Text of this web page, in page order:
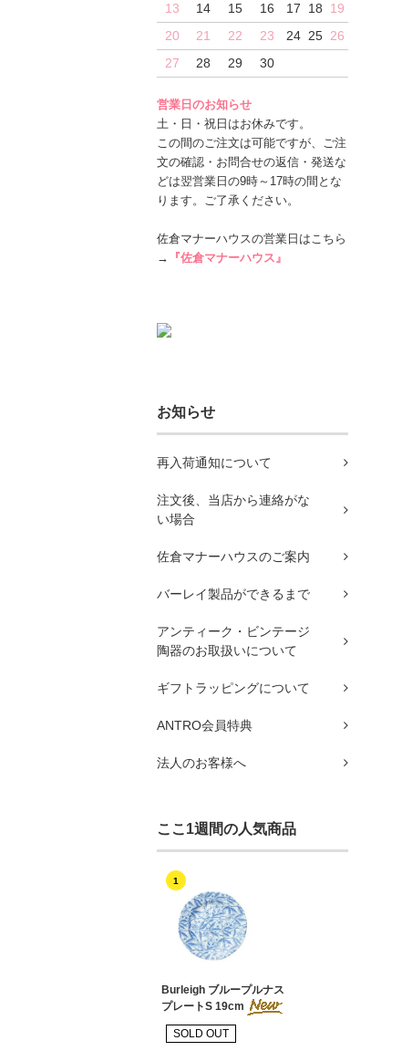
13
14 15 16 17 18
19
20
21 22 23 24 25 26
27
28 29 30
営業日のお知らせ
土・日・祝日はお休みです。
この間のご注文は可能ですが、ご注
文の確認・お問合せの返信・発送な
どは翌営業日の9時～17時の間とな
ります。ご了承ください。
佐倉マナーハウスの営業日はこちら
→
『佐倉マナーハウス』
お知らせ
再入荷通知について
注文後、当店から連絡がな
い場合
佐倉マナーハウスのご案内
バーレイ製品ができるまで
アンティーク・ビンテージ
陶器のお取扱いについて
ギフトラッピングについて
ANTRO会員特典
法人のお客様へ
ここ1週間の人気商品
1
Burleigh ブループルナス
プレートS 19cm
SOLD OUT